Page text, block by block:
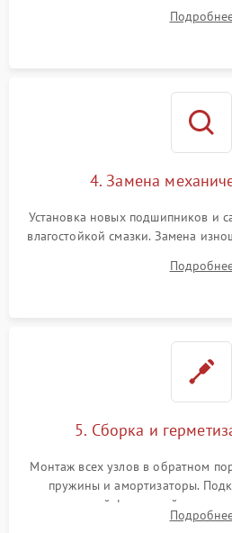
Восстановление целостности
4. Замена
Установка новых подшипников и
влагостойкой смазки. Замена
или поврежденной
5. Сборка и
Монтаж всех узлов в обратном
пружины и амортизаторы.
надежной фиксацией
герметиком для предотвращения